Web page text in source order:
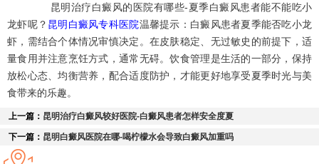
昆明治疗白癜风的医院有哪些-夏季白癜风患者能不能吃小
龙虾呢？ 昆明白癜风专科医院温馨提示：白癜风患者夏季能否吃小龙
虾，需结合个体情况审慎决定。在皮肤稳定、无过敏史的前提下，适
量食用并注意烹饪方式，通常无碍。饮食管理是生活的一部分，保持
放松心态、均衡营养，配合适度防护，才能更好地享受夏季时光与美
食带来的乐趣。
上一篇： 昆明治疗白癜风较好医院-白癜风患者怎样安全度夏
下一篇： 昆明白癜风医院在哪-喝柠檬水会导致白癜风加重吗